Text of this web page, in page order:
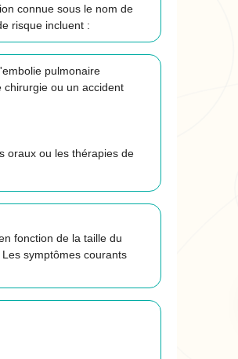
connue sous le nom de
risque incluent :
pulmonaire
chirurgie ou un accident
oraux ou les thérapies de
fonction de la taille du
symptômes courants